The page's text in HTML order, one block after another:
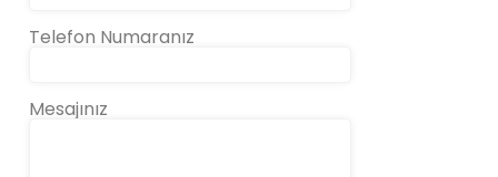
Telefon Numaranız
Mesajınız